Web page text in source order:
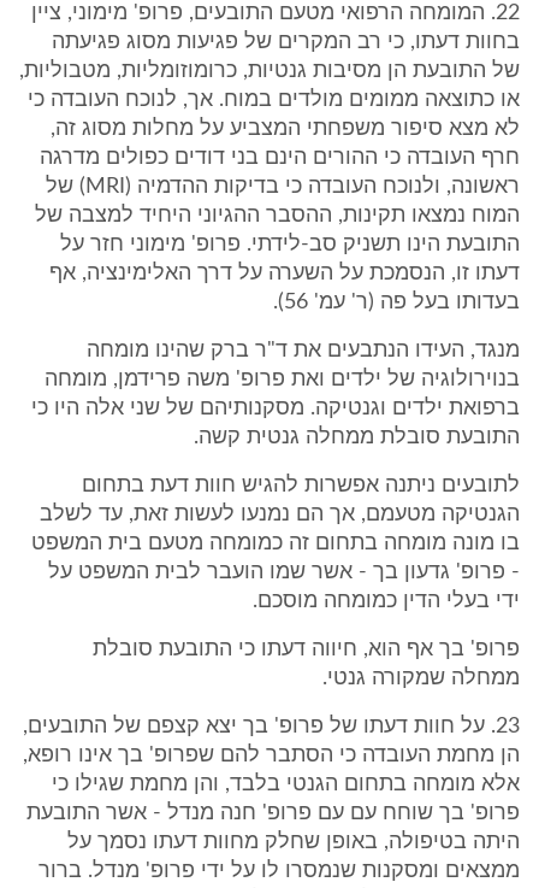
22. המומחה הרפואי מטעם התובעים, פרופ' מימוני, ציין
בחוות דעתו, כי רב המקרים של פגיעות מסוג פגיעתה
של התובעת הן מסיבות גנטיות, כרומוזומליות, מטבוליות,
או כתוצאה ממומים מולדים במוח. אך, לנוכח העובדה כי
לא מצא סיפור משפחתי המצביע על מחלות מסוג זה,
חרף העובדה כי ההורים הינם בני דודים כפולים מדרגה
ראשונה, ולנוכח העובדה כי בדיקות ההדמיה (MRI) של
המוח נמצאו תקינות, ההסבר ההגיוני היחיד למצבה של
התובעת הינו תשניק סב-לידתי. פרופ' מימוני חזר על
דעתו זו, הנסמכת על השערה על דרך האלימינציה, אף
בעדותו בעל פה (ר' עמ' 56).
מנגד, העידו הנתבעים את ד"ר ברק שהינו מומחה
בנוירולוגיה של ילדים ואת פרופ' משה פרידמן, מומחה
ברפואת ילדים וגנטיקה. מסקנותיהם של שני אלה היו כי
התובעת סובלת ממחלה גנטית קשה.
לתובעים ניתנה אפשרות להגיש חוות דעת בתחום
הגנטיקה מטעמם, אך הם נמנעו לעשות זאת, עד לשלב
בו מונה מומחה בתחום זה כמומחה מטעם בית המשפט
- פרופ' גדעון בך - אשר שמו הועבר לבית המשפט על
ידי בעלי הדין כמומחה מוסכם.
פרופ' בך אף הוא, חיווה דעתו כי התובעת סובלת
ממחלה שמקורה גנטי.
23. על חוות דעתו של פרופ' בך יצא קצפם של התובעים,
הן מחמת העובדה כי הסתבר להם שפרופ' בך אינו רופא,
אלא מומחה בתחום הגנטי בלבד, והן מחמת שגילו כי
פרופ' בך שוחח עם עם פרופ' חנה מנדל - אשר התובעת
היתה בטיפולה, באופן שחלק מחוות דעתו נסמך על
ממצאים ומסקנות שנמסרו לו על ידי פרופ' מנדל. ברור